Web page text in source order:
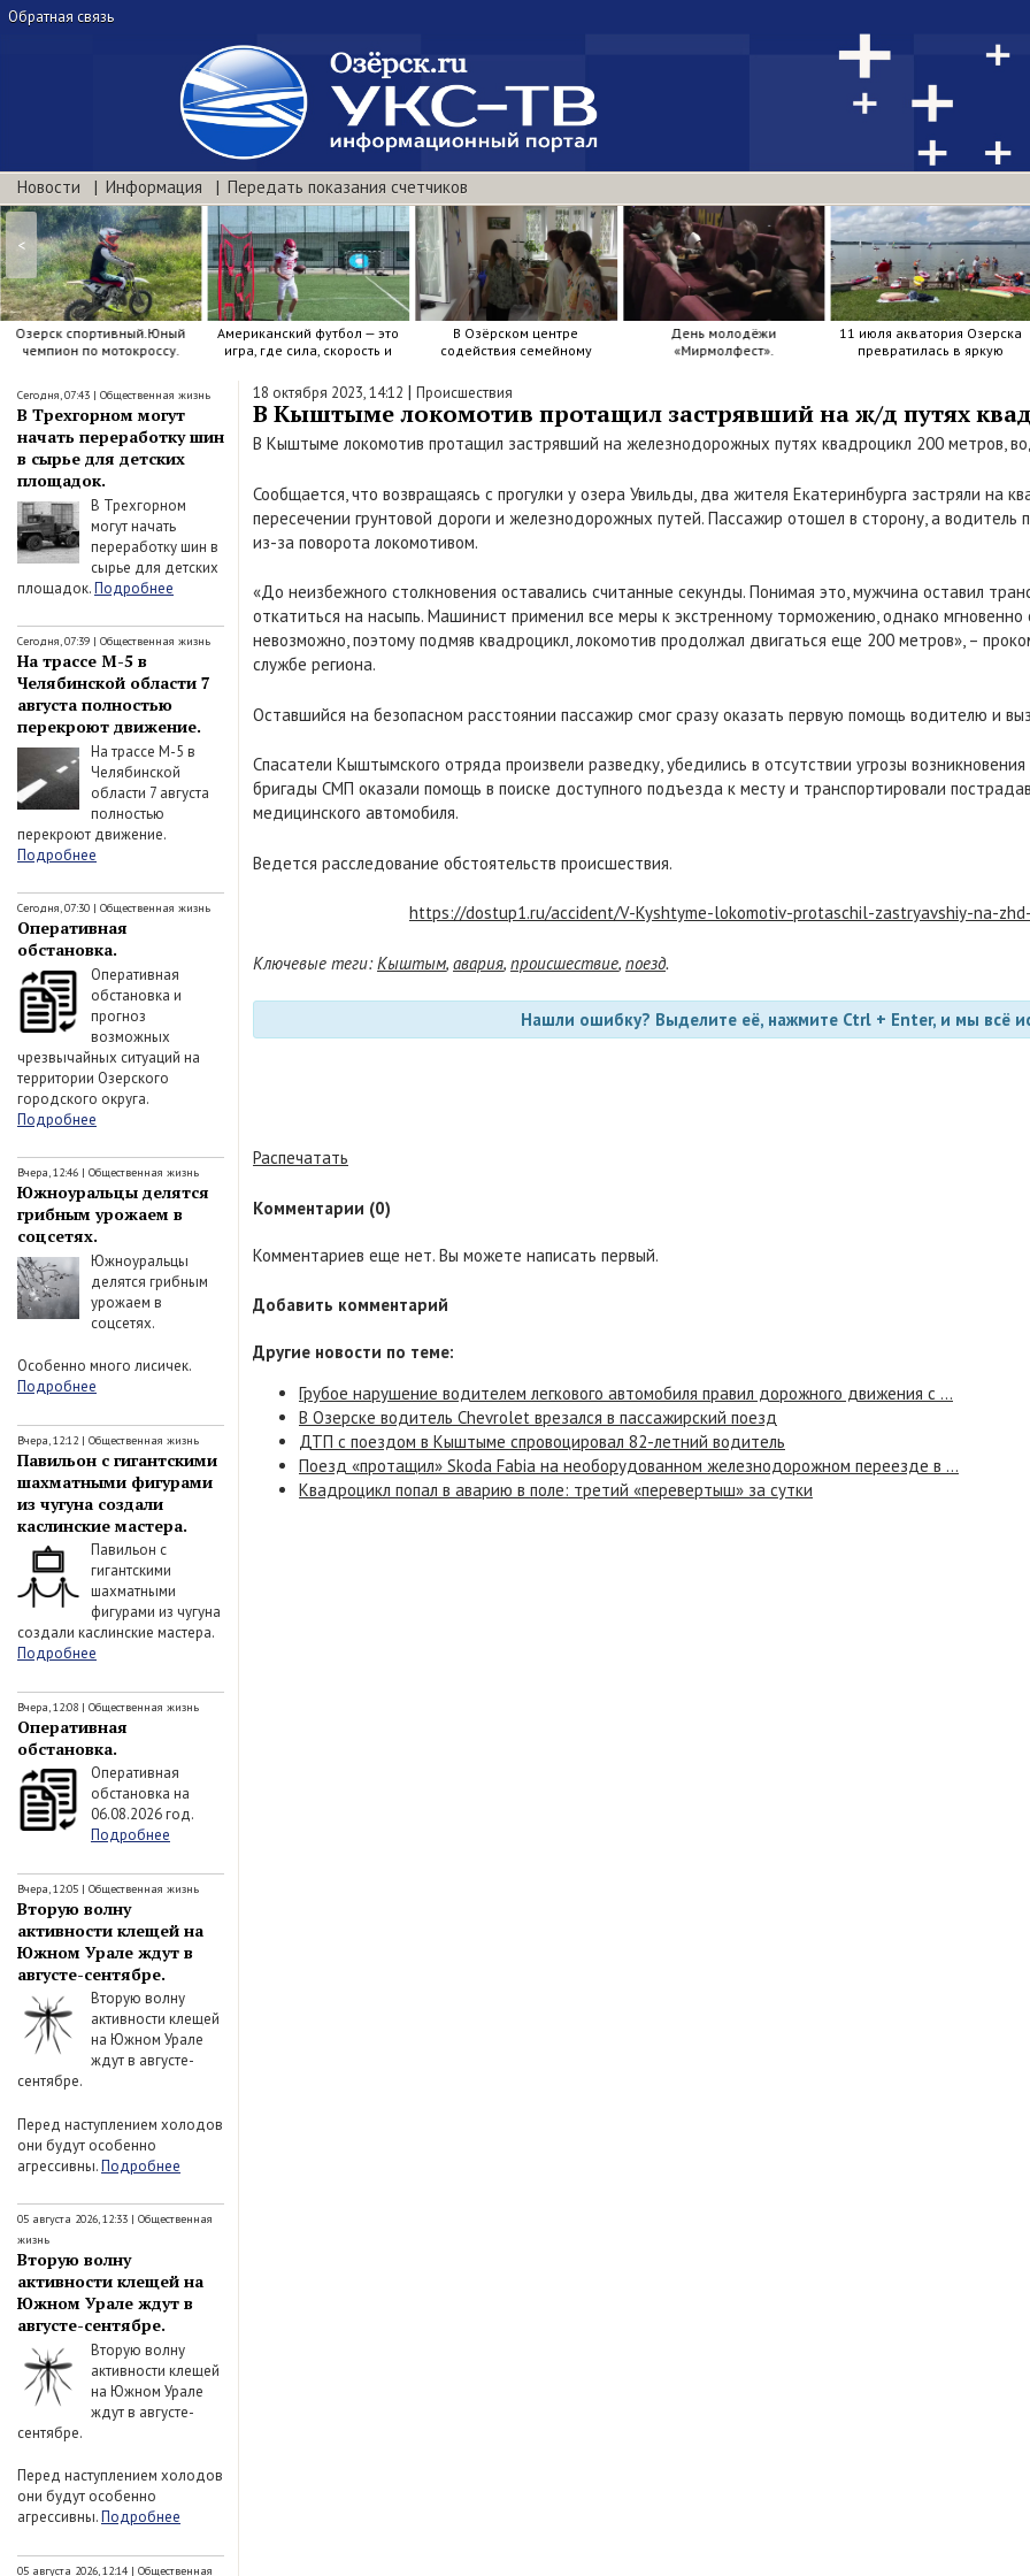
Обратная связь
Новости Информация Передать показания счетчиков
Озерск спортивный.Юный
чемпион по мотокроссу.
Американский футбол — это
игра, где сила, скорость и
В Озёрском центре
содействия семейному
День молодёжи
«Мирмолфест».
11 июля акватория Озерска
превратилась в яркую
<
Сегодня, 07:43 | Общественная жизнь
В Трехгорном могут
начать переработку шин
в сырье для детских
площадок.
В Трехгорном
могут начать
переработку шин в
сырье для детских
площадок.Подробнее
Сегодня, 07:39 | Общественная жизнь
На трассе М-5 в
Челябинской области 7
августа полностью
перекроют движение.
На трассе М-5 в
Челябинской
области 7 августа
полностью
перекроют движение.
Подробнее
Сегодня, 07:30 | Общественная жизнь
Оперативная
обстановка.
Оперативная
обстановка и
прогноз
возможных
чрезвычайных ситуаций на
территории Озерского
городского округа.
Подробнее
Вчера, 12:46 | Общественная жизнь
Южноуральцы делятся
грибным урожаем в
соцсетях.
Южноуральцы
делятся грибным
урожаем в
соцсетях.
Особенно много лисичек.
Подробнее
Вчера, 12:12 | Общественная жизнь
Павильон с гигантскими
шахматными фигурами
из чугуна создали
каслинские мастера.
Павильон с
гигантскими
шахматными
фигурами из чугуна
создали каслинские мастера.
Подробнее
Вчера, 12:08 | Общественная жизнь
Оперативная
обстановка.
Оперативная
обстановка на
06.08.2026 год.
Подробнее
Вчера, 12:05 | Общественная жизнь
Вторую волну
активности клещей на
Южном Урале ждут в
августе-сентябре.
Вторую волну
активности клещей
на Южном Урале
ждут в августе-
сентябре.
Перед наступлением холодов
они будут особенно
агрессивны.Подробнее
05 августа 2026, 12:33 | Общественная
жизнь
Вторую волну
активности клещей на
Южном Урале ждут в
августе-сентябре.
Вторую волну
активности клещей
на Южном Урале
ждут в августе-
сентябре.
Перед наступлением холодов
они будут особенно
агрессивны.Подробнее
05 августа 2026, 12:14 | Общественная
18 октября 2023, 14:12 | Происшествия
В Кыштыме локомотив протащил застрявший на ж/д путях
В Кыштыме локомотив протащил застрявший на железнодорожных путях квадроцикл 200 метров,
Сообщается, что возвращаясь с прогулки у озера Увильды, два жителя Екатеринбурга застряли на
пересечении грунтовой дороги и железнодорожных путей. Пассажир отошел в сторону, а
из-за поворота локомотивом.
«До неизбежного столкновения оставались считанные секунды. Понимая это, мужчина оставил
откатиться на насыпь. Машинист применил все меры к экстренному торможению, однако
невозможно, поэтому подмяв квадроцикл, локомотив продолжал двигаться еще 200 метров», –
службе региона.
Оставшийся на безопасном расстоянии пассажир смог сразу оказать первую помощь водителю и
Спасатели Кыштымского отряда произвели разведку, убедились в отсутствии угрозы
бригады СМП оказали помощь в поиске доступного подъезда к месту и транспортировали
медицинского автомобиля.
Ведется расследование обстоятельств происшествия.
https://dostup1.ru/accident/V-Kyshtyme-lokomotiv-protaschil-zastryavshiy-na-
Ключевые теги: Кыштым, авария, происшествие, поезд.
Нашли ошибку? Выделите её, нажмите Ctrl + Enter, и мы всё
Распечатать
Комментарии (0)
Комментариев еще нет. Вы можете написать первый.
Добавить комментарий
Другие новости по теме:
Грубое нарушение водителем легкового автомобиля правил дорожного движения с ...
В Озерске водитель Chevrolet врезался в пассажирский поезд
ДТП с поездом в Кыштыме спровоцировал 82-летний водитель
Поезд «протащил» Skoda Fabia на необорудованном железнодорожном переезде в ...
Квадроцикл попал в аварию в поле: третий «перевертыш» за сутки